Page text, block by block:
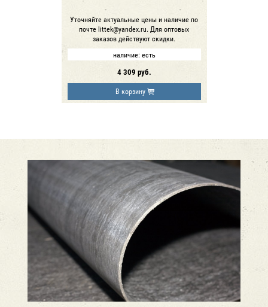
Уточняйте актуальные цены и наличие по
почте littek@yandex.ru. Для оптовых
заказов действуют скидки.
наличие: есть
4 309 руб.
В корзину